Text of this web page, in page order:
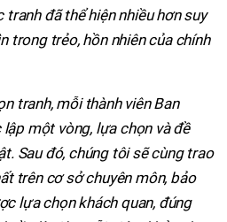
tranh đã thể hiện nhiều hơn suy
trong trẻo, hồn nhiên của chính
tranh, mỗi thành viên Ban
một vòng, lựa chọn và đề
Sau đó, chúng tôi sẽ cùng trao
trên cơ sở chuyên môn, bảo
lựa chọn khách quan, đúng